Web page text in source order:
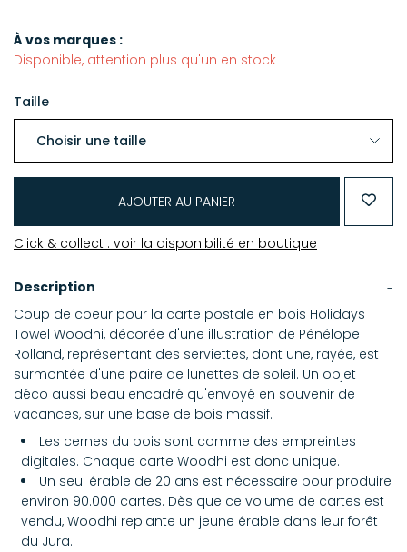
À vos marques :
Disponible, attention plus qu'un en stock
Taille
AJOUTER AU PANIER
Click & collect : voir la disponibilité en boutique
Description
Coup de coeur pour la carte postale en bois Holidays
Towel Woodhi, décorée d'une illustration de Pénélope
Rolland, représentant des serviettes, dont une, rayée, est
surmontée d'une paire de lunettes de soleil. Un objet
déco aussi beau encadré qu'envoyé en souvenir de
vacances, sur une base de bois massif.
Les cernes du bois sont comme des empreintes
digitales. Chaque carte Woodhi est donc unique.
Un seul érable de 20 ans est nécessaire pour produire
environ 90.000 cartes. Dès que ce volume de cartes est
vendu, Woodhi replante un jeune érable dans leur forêt
du Jura.